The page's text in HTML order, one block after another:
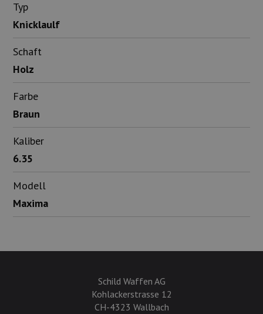
Typ
Knicklaulf
Schaft
Holz
Farbe
Braun
Kaliber
6.35
Modell
Maxima
Schild Waffen AG
Kohlackerstrasse 12
CH-4323 Wallbach